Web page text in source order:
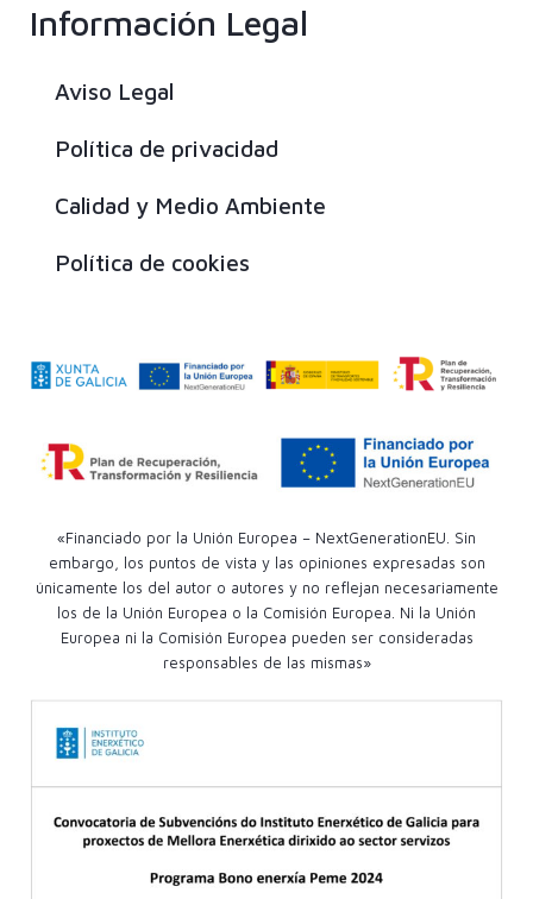
Información Legal
Aviso Legal
Política de privacidad
Calidad y Medio Ambiente
Política de cookies
«Financiado por la Unión Europea – NextGenerationEU. Sin
embargo, los puntos de vista y las opiniones expresadas son
únicamente los del autor o autores y no reflejan necesariamente
los de la Unión Europea o la Comisión Europea. Ni la Unión
Europea ni la Comisión Europea pueden ser consideradas
responsables de las mismas»